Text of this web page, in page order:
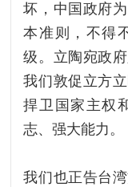
坏，中国政府
本准则，不得
级。立陶宛政
我们敦促立方
捍卫国家主权
志、强大能力。
我们也正告台